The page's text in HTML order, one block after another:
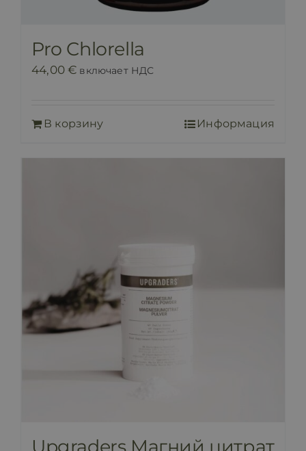
Pro Chlorella
44,00€ включает НДС
В корзину Информация